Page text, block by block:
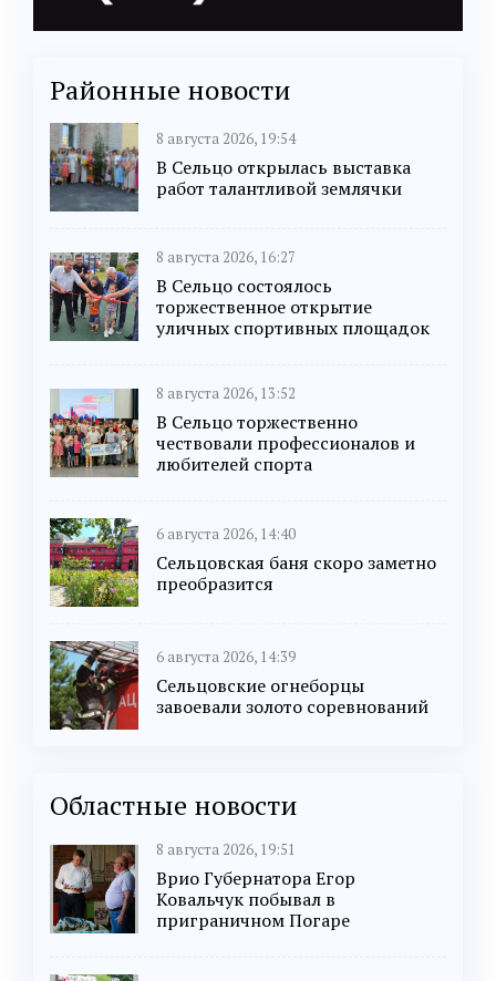
Районные новости
8 августа 2026, 19:54
В Сельцо открылась выставка
работ талантливой землячки
8 августа 2026, 16:27
В Сельцо состоялось
торжественное открытие
уличных спортивных площадок
8 августа 2026, 13:52
В Сельцо торжественно
чествовали профессионалов и
любителей спорта
6 августа 2026, 14:40
Сельцовская баня скоро заметно
преобразится
6 августа 2026, 14:39
Сельцовские огнеборцы
завоевали золото соревнований
Областные новости
8 августа 2026, 19:51
Врио Губернатора Егор
Ковальчук побывал в
приграничном Погаре